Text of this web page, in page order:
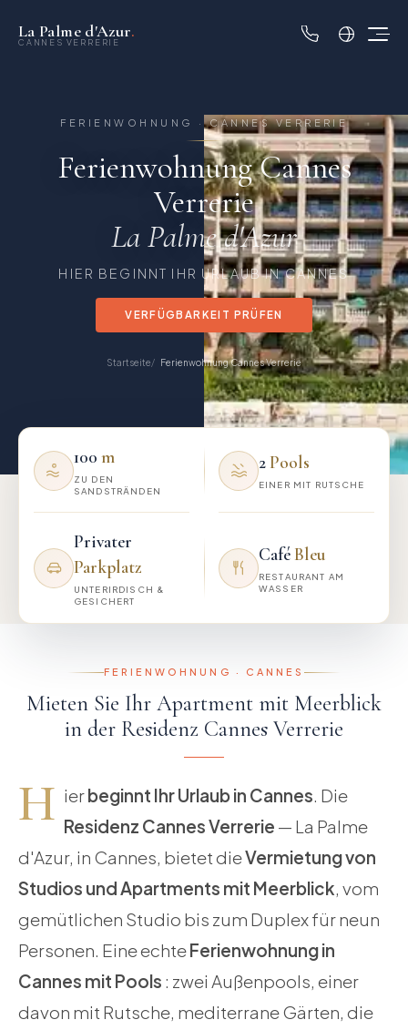
La Palme d'Azur.
CANNES VERRERIE
FERIENWOHNUNG · CANNES VERRERIE
Ferienwohnung Cannes
Verrerie
La Palme d'Azur
HIER BEGINNT IHR URLAUB IN CANNES
VERFÜGBARKEIT PRÜFEN
Startseite Ferienwohnung Cannes Verrerie
100 m
ZU DEN
SANDSTRÄNDEN
2Pools
EINER MIT RUTSCHE
Privater
Parkplatz
UNTERIRDISCH &
GESICHERT
CaféBleu
RESTAURANT AM
WASSER
FERIENWOHNUNG · CANNES
Mieten Sie Ihr Apartment mit Meerblick
in der Residenz Cannes Verrerie
H ierbeginnt Ihr Urlaub in Cannes. Die
Residenz Cannes Verrerie — La Palme
d'Azur, in Cannes, bietet dieVermietung von
Studios und Apartments mit Meerblick, vom
gemütlichen Studio bis zum Duplex für neun
Personen. Eine echteFerienwohnung in
Cannes mit Pools : zwei Außenpools, einer
davon mit Rutsche, mediterrane Gärten, die